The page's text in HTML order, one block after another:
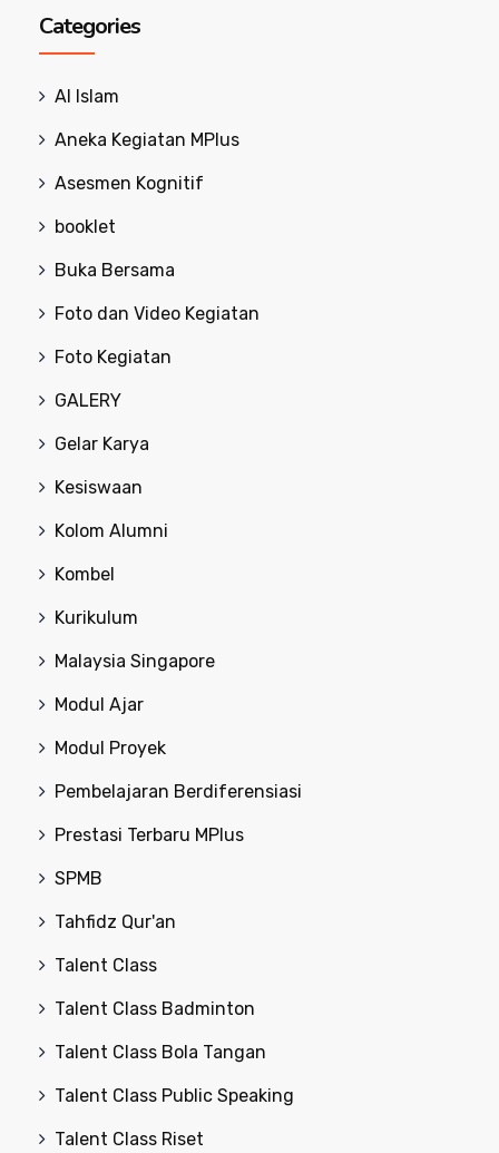
Categories
Al Islam
Aneka Kegiatan MPlus
Asesmen Kognitif
booklet
Buka Bersama
Foto dan Video Kegiatan
Foto Kegiatan
GALERY
Gelar Karya
Kesiswaan
Kolom Alumni
Kombel
Kurikulum
Malaysia Singapore
Modul Ajar
Modul Proyek
Pembelajaran Berdiferensiasi
Prestasi Terbaru MPlus
SPMB
Tahfidz Qur'an
Talent Class
Talent Class Badminton
Talent Class Bola Tangan
Talent Class Public Speaking
Talent Class Riset